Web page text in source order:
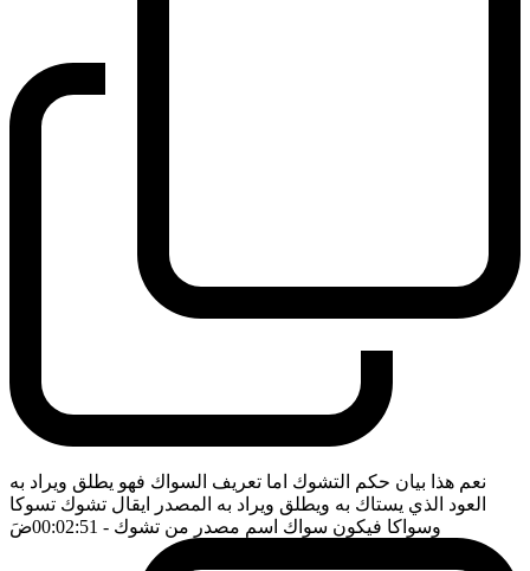
نعم هذا بيان حكم التشوك اما تعريف السواك فهو يطلق ويراد به
العود الذي يستاك به ويطلق ويراد به المصدر ايقال تشوك تسوكا
وسواكا فيكون سواك اسم مصدر من تشوك - 00:02:51 ضَ